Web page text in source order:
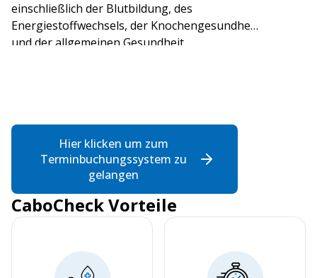
einschließlich der Blutbildung, des
Energiestoffwechsels, der Knochengesundheit
und der allgemeinen Gesundheit.
Hier klicken um zum
Terminbuchungssystem zu
gelangen
CaboCheck Vorteile